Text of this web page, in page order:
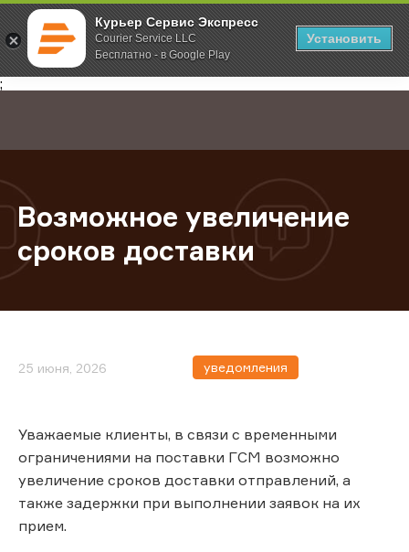
Курьер Сервис Экспресс
Courier Service LLC
Бесплатно - в Google Play
Установить
;
Главная О компании Новости Возможное увеличение сроков
Возможное увеличение
сроков доставки
25 июня, 2026 уведомления
Уважаемые клиенты, в связи с временными
ограничениями на поставки ГСМ возможно
увеличение сроков доставки отправлений, а
также задержки при выполнении заявок на их
прием.